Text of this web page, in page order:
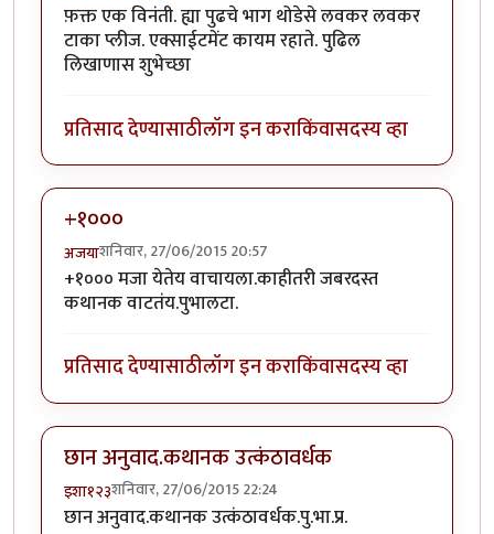
फ़क्त एक विनंती. ह्या पुढचे भाग थोडेसे लवकर लवकर
टाका प्लीज. एक्साईटमेंट कायम रहाते. पुढिल
लिखाणास शुभेच्छा
प्रतिसाद देण्यासाठीलॉग इन कराकिंवासदस्य व्हा
+१०००
अजयाशनिवार, 27/06/2015 20:57
+१००० मजा येतेय वाचायला.काहीतरी जबरदस्त
कथानक वाटतंय.पुभालटा.
प्रतिसाद देण्यासाठीलॉग इन कराकिंवासदस्य व्हा
छान अनुवाद.कथानक उत्कंठावर्धक
इशा१२३शनिवार, 27/06/2015 22:24
छान अनुवाद.कथानक उत्कंठावर्धक.पु.भा.प्र.